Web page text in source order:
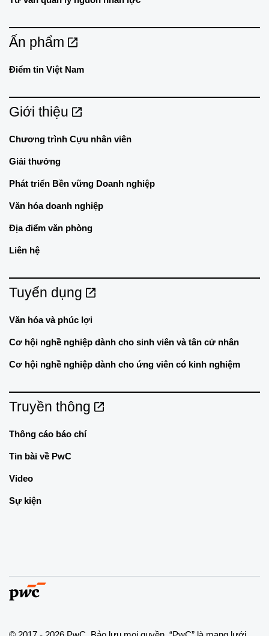
Ấn phẩm
Điểm tin Việt Nam
Giới thiệu
Chương trình Cựu nhân viên
Giải thưởng
Phát triển Bền vững Doanh nghiệp
Văn hóa doanh nghiệp
Địa điểm văn phòng
Liên hệ
Tuyển dụng
Văn hóa và phúc lợi
Cơ hội nghề nghiệp dành cho sinh viên và tân cử nhân
Cơ hội nghề nghiệp dành cho ứng viên có kinh nghiệm
Truyền thông
Thông cáo báo chí
Tin bài về PwC
Video
Sự kiện